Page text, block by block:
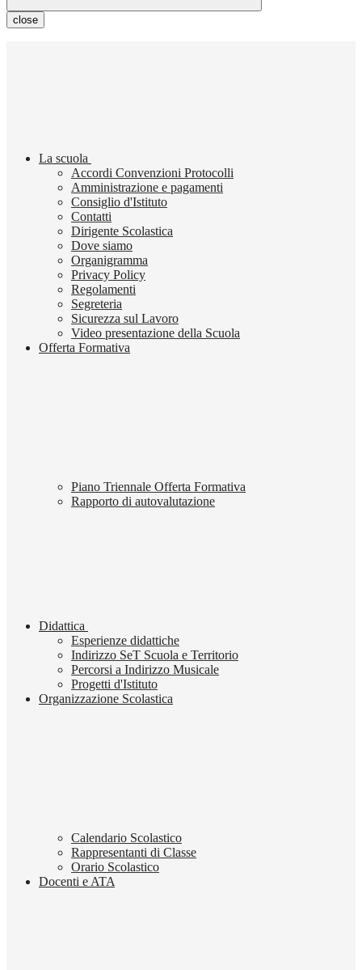
close
La scuola
Accordi Convenzioni Protocolli
Amministrazione e pagamenti
Consiglio d'Istituto
Contatti
Dirigente Scolastica
Dove siamo
Organigramma
Privacy Policy
Regolamenti
Segreteria
Sicurezza sul Lavoro
Video presentazione della Scuola
Offerta Formativa
Piano Triennale Offerta Formativa
Rapporto di autovalutazione
Didattica
Esperienze didattiche
Indirizzo SeT Scuola e Territorio
Percorsi a Indirizzo Musicale
Progetti d'Istituto
Organizzazione Scolastica
Calendario Scolastico
Rappresentanti di Classe
Orario Scolastico
Docenti e ATA